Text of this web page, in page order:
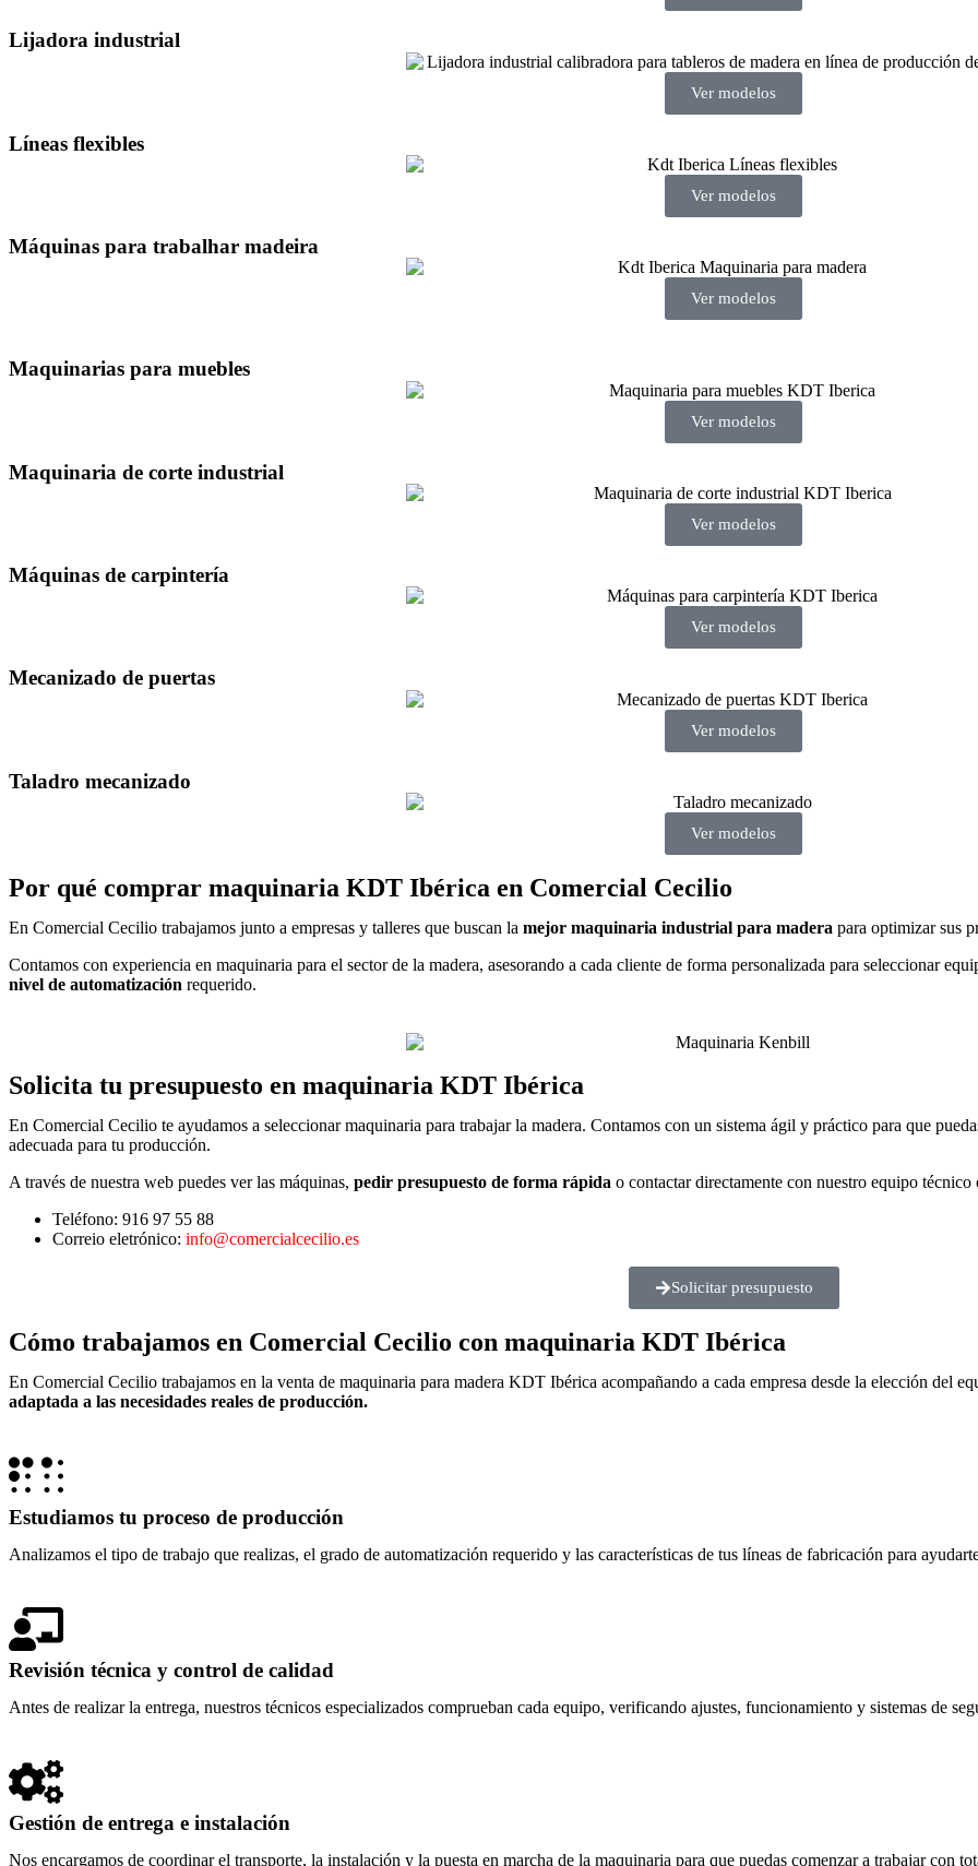
Lijadora industrial
Ver modelos
Líneas flexibles
Ver modelos
Máquinas para trabalhar madeira
Ver modelos
Maquinarias para muebles
Ver modelos
Maquinaria de corte industrial
Ver modelos
Máquinas de carpintería
Ver modelos
Mecanizado de puertas
Ver modelos
Taladro mecanizado
Ver modelos
Por qué comprar maquinaria KDT Ibérica en Comercial Cecilio
En Comercial Cecilio trabajamos junto a empresas y talleres que buscan la mejor maquinaria industrial para madera para optimizar sus
Contamos con experiencia en maquinaria para el sector de la madera, asesorando a cada cliente de forma personalizada para seleccionar
nivel de automatización requerido.
Solicita tu presupuesto en maquinaria KDT Ibérica
En Comercial Cecilio te ayudamos a seleccionar maquinaria para trabajar la madera. Contamos con un sistema ágil y práctico para que
adecuada para tu producción.
A través de nuestra web puedes ver las máquinas, pedir presupuesto de forma rápida o contactar directamente con nuestro equipo técnico
Teléfono: 916 97 55 88
Correio eletrónico: info@comercialcecilio.es
Solicitar presupuesto
Cómo trabajamos en Comercial Cecilio con maquinaria KDT Ibérica
En Comercial Cecilio trabajamos en la venta de maquinaria para madera KDT Ibérica acompañando a cada empresa desde la elección del
adaptada a las necesidades reales de producción.
Estudiamos tu proceso de producción
Analizamos el tipo de trabajo que realizas, el grado de automatización requerido y las características de tus líneas de fabricación para
Revisión técnica y control de calidad
Antes de realizar la entrega, nuestros técnicos especializados comprueban cada equipo, verificando ajustes, funcionamiento y sistemas de
Gestión de entrega e instalación
Nos encargamos de coordinar el transporte, la instalación y la puesta en marcha de la maquinaria para que puedas comenzar a trabajar con